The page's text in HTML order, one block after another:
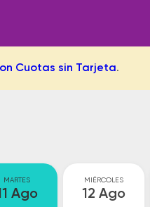
Cuotas sin Tarjeta.
MARTES
Ago
MIÉRCOLES
12 Ago